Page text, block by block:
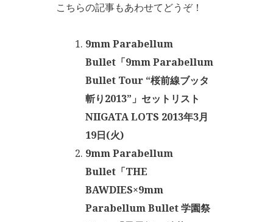
こちらの記事もあわせてどうぞ！
9mm Parabellum
Bullet「9mm Parabellum
Bullet Tour “桜前線ブッタ
斬り2013”」セットリスト
NIIGATA LOTS 2013年3月
19日(火)
9mm Parabellum
Bullet「THE
BAWDIES×9mm
Parabellum Bullet 学園祭